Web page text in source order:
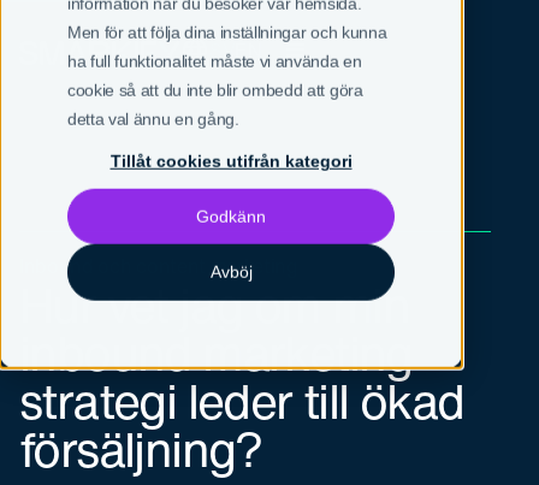
Men för att följa dina inställningar och kunna
ha full funktionalitet måste vi använda en
cookie så att du inte blir ombedd att göra
detta val ännu en gång.
Tillåt cookies utifrån kategori
Godkänn
Avböj
SVEN
Inbound och content marketing
Hur vet jag om min
inbound marketing
strategi leder till ökad
försäljning?